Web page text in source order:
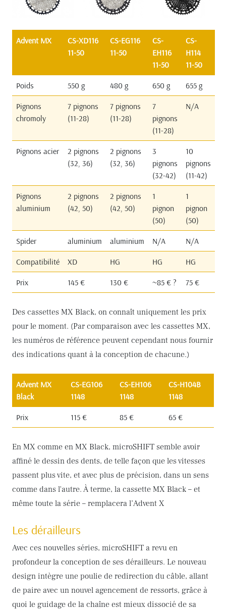
Advent MX
CS-XD116
11-50
CS-EG116
11-50
CS-
EH116
11-50
CS-
H114
11-50
Poids 550 g 480 g 650 g 655 g
Pignons
chromoly
7 pignons
(11-28)
7 pignons
(11-28)
7
pignons
(11-28)
N/A
Pignons acier
2 pignons
(32, 36)
2 pignons
(32, 36)
3
pignons
(32-42)
10
pignons
(11-42)
Pignons
aluminium
2 pignons
(42, 50)
2 pignons
(42, 50)
1
pignon
(50)
1
pignon
(50)
Spider aluminium aluminium N/A N/A
Compatibilité XD HG HG HG
Prix 145 € 130 € ~85 € ? 75 €
Des cassettes MX Black, on connaît uniquement les prix
pour le moment. (Par comparaison avec les cassettes MX,
les numéros de référence peuvent cependant nous fournir
des indications quant à la conception de chacune.)
Advent MX
Black
CS-EG106
1148
CS-EH106
1148
CS-H104B
1148
Prix 115 € 85 € 65 €
En MX comme en MX Black, microSHIFT semble avoir
affiné le dessin des dents, de telle façon que les vitesses
passent plus vite, et avec plus de précision, dans un sens
comme dans l'autre. À terme, la cassette MX Black – et
même toute la série – remplacera l’Advent X
Les dérailleurs
Avec ces nouvelles séries, microSHIFT a revu en
profondeur la conception de ses dérailleurs. Le nouveau
design intègre une poulie de redirection du câble, allant
de paire avec un nouvel agencement de ressorts, grâce à
quoi le guidage de la chaîne est mieux dissocié de sa